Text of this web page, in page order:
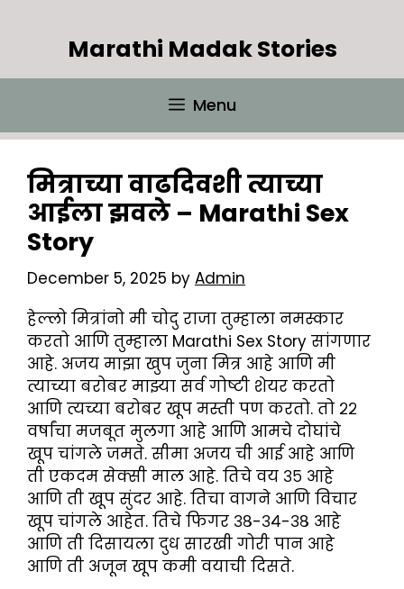
Marathi Madak Stories
Menu
मित्राच्या वाढदिवशी त्याच्या
आईला झवले – Marathi Sex
Story
December 5, 2025 by Admin
हेल्लो मित्रांनो मी चोदु राजा तुम्हाला नमस्कार
करतो आणि तुम्हाला Marathi Sex Story सांगणार
आहे. अजय माझा खुप जुना मित्र आहे आणि मी
त्याच्या बरोबर माझ्या सर्व गोष्टी शेयर करतो
आणि त्यच्या बरोबर खूप मस्ती पण करतो. तो २२
वर्षांचा मजबूत मुलगा आहे आणि आमचे दोघांचे
खूप चांगले जमते. सीमा अजय ची आई आहे आणि
ती एकदम सेक्सी माल आहे. तिचे वय ३५ आहे
आणि ती खूप सुंदर आहे. तिचा वागने आणि विचार
खूप चांगले आहेत. तिचे फिगर ३८-३४-३८ आहे
आणि ती दिसायला दुध सारखी गोरी पान आहे
आणि ती अजून खूप कमी वयाची दिसते.